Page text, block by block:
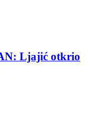
Ljajić otkrio